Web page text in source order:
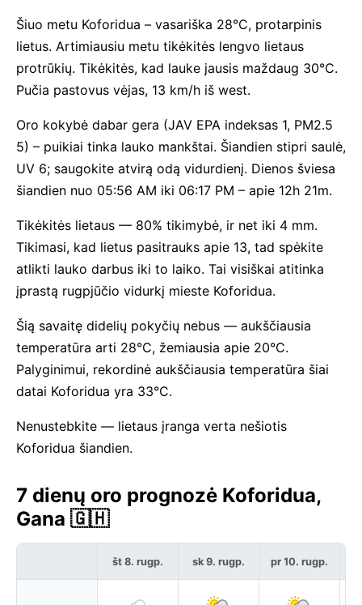
Šiuo metu Koforidua – vasariška 28°C, protarpinis
lietus. Artimiausiu metu tikėkitės lengvo lietaus
protrūkių. Tikėkitės, kad lauke jausis maždaug 30°C.
Pučia pastovus vėjas, 13 km/h iš west.
Oro kokybė dabar gera (JAV EPA indeksas 1, PM2.5
5) – puikiai tinka lauko mankštai. Šiandien stipri saulė,
UV 6; saugokite atvirą odą vidurdienį. Dienos šviesa
šiandien nuo 05:56 AM iki 06:17 PM – apie 12h 21m.
Tikėkitės lietaus — 80% tikimybė, ir net iki 4 mm.
Tikimasi, kad lietus pasitrauks apie 13, tad spėkite
atlikti lauko darbus iki to laiko. Tai visiškai atitinka
įprastą rugpjūčio vidurkį mieste Koforidua.
Šią savaitę didelių pokyčių nebus — aukščiausia
temperatūra arti 28°C, žemiausia apie 20°C.
Palyginimui, rekordinė aukščiausia temperatūra šiai
datai Koforidua yra 33°C.
Nenustebkite — lietaus įranga verta nešiotis
Koforidua šiandien.
7 dienų oro prognozė Koforidua,
Gana 🇬🇭
št 8. rugp. sk 9. rugp. pr 10. rugp.